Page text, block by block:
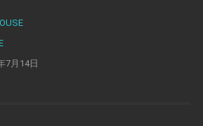
7月14日